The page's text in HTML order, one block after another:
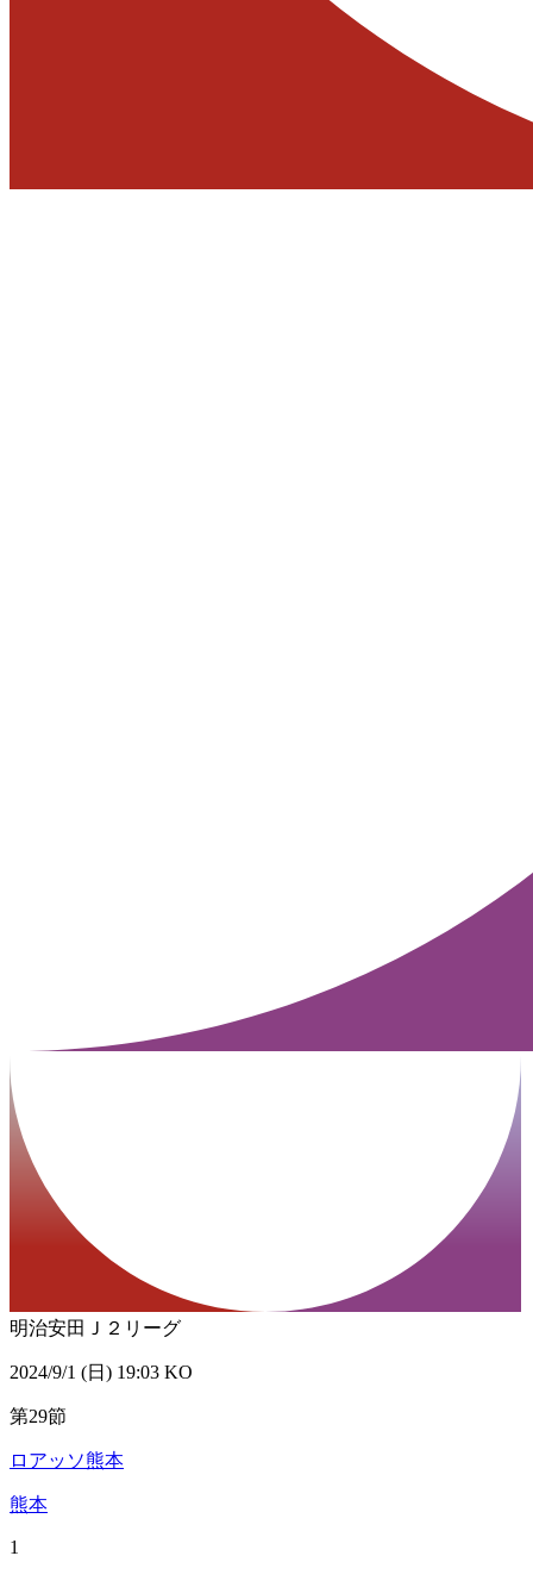
明治安田Ｊ２リーグ
2024/9/1 (日) 19:03 KO
第29節
ロアッソ熊本
熊本
1